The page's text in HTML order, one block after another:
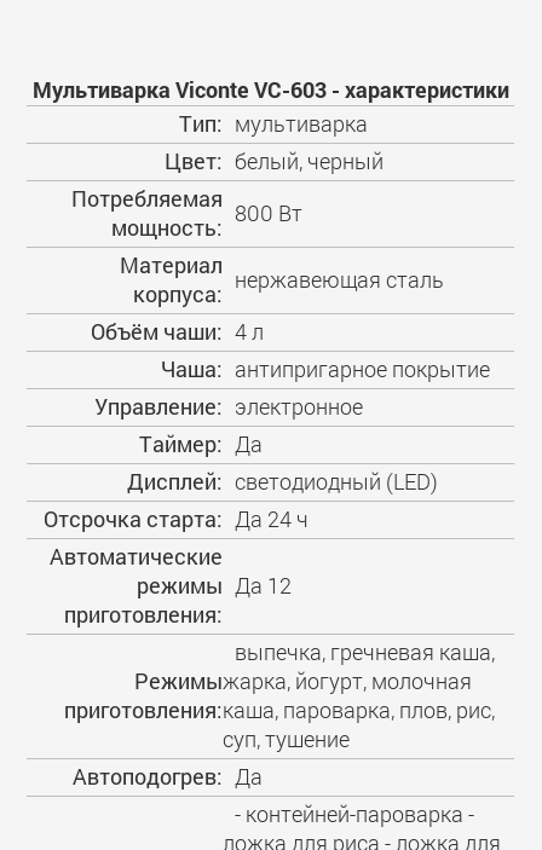
Мультиварка Viconte VC-603 - характеристики
Тип: мультиварка
Цвет: белый, черный
Потребляемая
мощность:
800 Вт
Материал
корпуса:
нержавеющая сталь
Объём чаши: 4 л
Чаша: антипригарное покрытие
Управление: электронное
Таймер: Да
Дисплей: светодиодный (LED)
Отсрочка старта: Да 24 ч
Автоматические
режимы
приготовления:
Да 12
Режимы
приготовления:
выпечка, гречневая каша,
жарка, йогурт, молочная
каша, пароварка, плов, рис,
суп, тушение
Автоподогрев: Да
- контейней-пароварка -
ложка для риса - ложка для